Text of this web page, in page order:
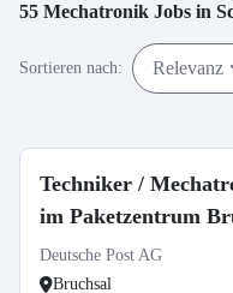
55 Mechatronik Jobs in
Sortieren nach: Relevanz
Techniker /
im Paketzentrum
Deutsche Post AG
Bruchsal